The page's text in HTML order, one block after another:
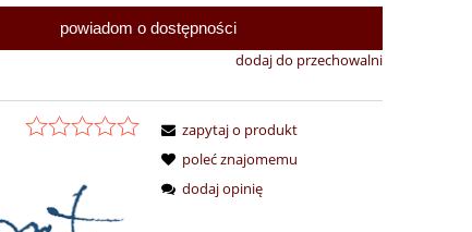
powiadom o dostępności
dodaj do przechowalni
zapytaj o produkt
poleć znajomemu
dodaj opinię